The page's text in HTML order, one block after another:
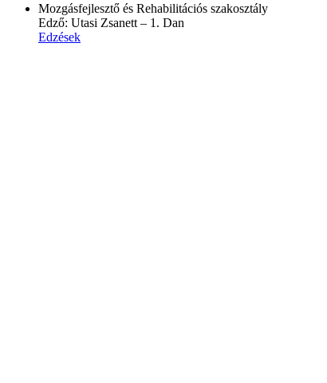
Mozgásfejlesztő és Rehabilitációs szakosztály
Edző: Utasi Zsanett – 1. Dan
Edzések